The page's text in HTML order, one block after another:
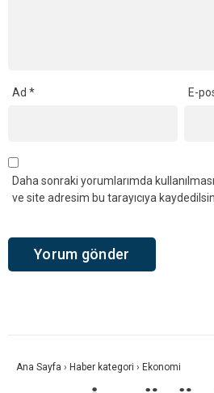
Ad * E-
Daha sonraki yorumlarımda
ve site adresim bu tarayıcıya kaydedilsin.
Ana Sayfa › Haber kategori › Ekonomi